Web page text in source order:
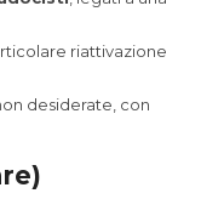
riattivazione
desiderate, con